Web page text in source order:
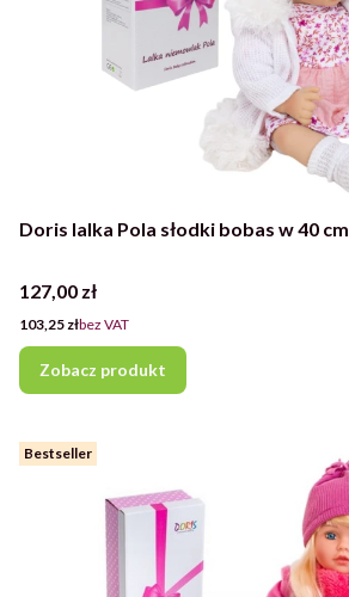
Doris lalka Pola słodki bobas w 40 cm
Cena
127,00 zł
Cena
103,25 złbez VAT
Zobacz produkt
Bestseller